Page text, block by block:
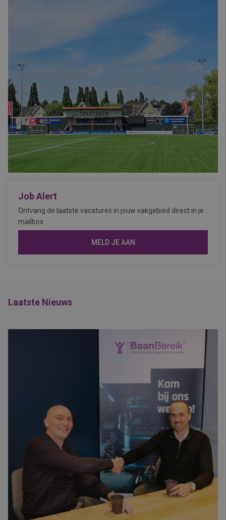
Job Alert
Ontvang de laatste vacatures in jouw vakgebied direct in je
mailbox.
MELD JE AAN
Laatste Nieuws